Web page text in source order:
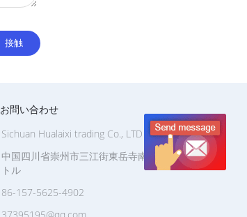
お問い合わせ
Sichuan Hualaixi trading Co., LTD
中国四川省崇州市三江街東岳寺南473メー
トル
86-157-5625-4902